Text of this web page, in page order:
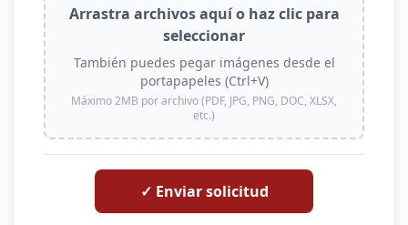
Arrastra archivos aquí o haz clic para
seleccionar
También puedes pegar imágenes desde el
portapapeles (Ctrl+V)
Máximo 2MB por archivo (PDF, JPG, PNG, DOC, XLSX,
etc.)
✓ Enviar solicitud